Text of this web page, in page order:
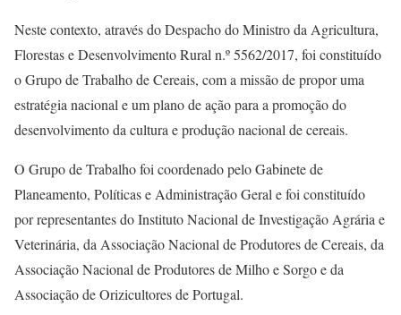
Neste contexto, através do Despacho do Ministro da Agricultura,
Florestas e Desenvolvimento Rural n.º 5562/2017, foi constituído
o Grupo de Trabalho de Cereais, com a missão de propor uma
estratégia nacional e um plano de ação para a promoção do
desenvolvimento da cultura e produção nacional de cereais.
O Grupo de Trabalho foi coordenado pelo Gabinete de
Planeamento, Políticas e Administração Geral e foi constituído
por representantes do Instituto Nacional de Investigação Agrária e
Veterinária, da Associação Nacional de Produtores de Cereais, da
Associação Nacional de Produtores de Milho e Sorgo e da
Associação de Orizicultores de Portugal.